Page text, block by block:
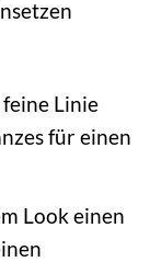
Linie
für einen
Look einen